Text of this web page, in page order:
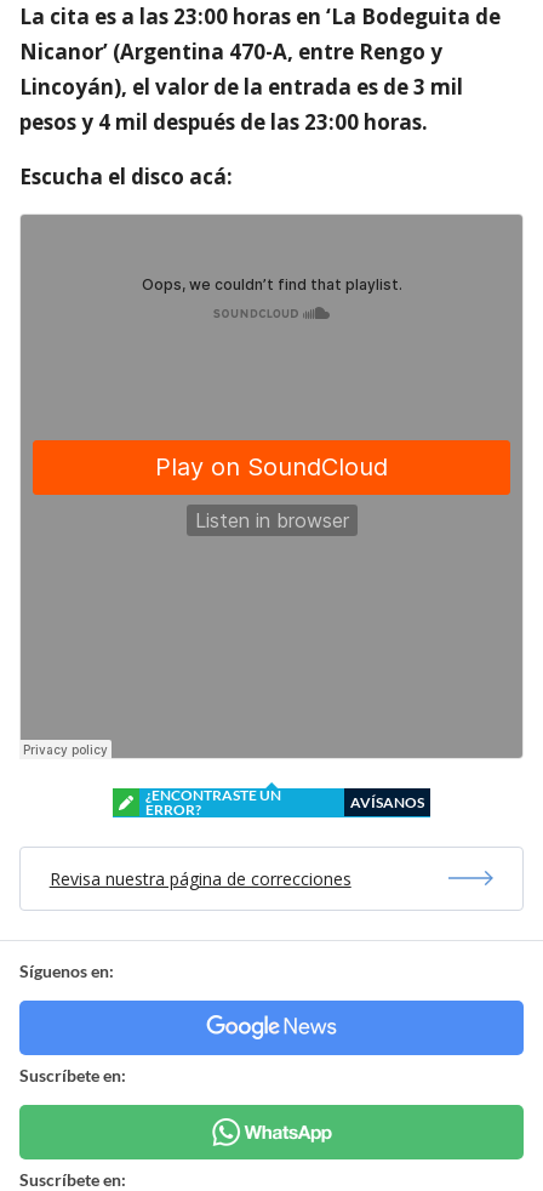
La cita es a las 23:00 horas en ‘La Bodeguita de
Nicanor’ (Argentina 470-A, entre Rengo y
Lincoyán), el valor de la entrada es de 3 mil
pesos y 4 mil después de las 23:00 horas.
Escucha el disco acá:
¿ENCONTRASTE UN
ERROR?
AVÍSANOS
Revisa nuestra página de correcciones
Síguenos en:
Suscríbete en:
Suscríbete en: